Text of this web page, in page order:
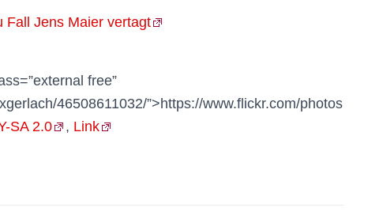
Fall Jens Maier vertagt
free”
46508611032/”>https://www.flickr.com/photos
SA 2.0 , Link